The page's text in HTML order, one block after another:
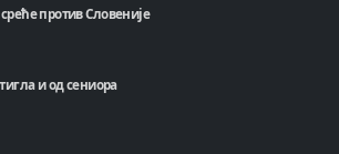
против Словеније
и од сениора